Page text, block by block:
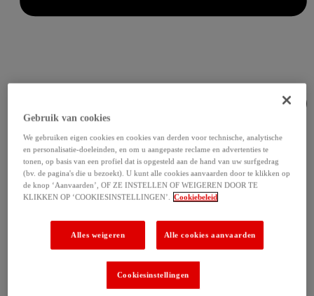
Gebruik van cookies
We gebruiken eigen cookies en cookies van derden voor technische, analytische
en personalisatie-doeleinden, en om u aangepaste reclame en advertenties te
tonen, op basis van een profiel dat is opgesteld aan de hand van uw surfgedrag
(bv. de pagina's die u bezoekt). U kunt alle cookies aanvaarden door te klikken op
de knop ‘Aanvaarden’, OF ZE INSTELLEN OF WEIGEREN DOOR TE
KLIKKEN OP ‘COOKIESINSTELLINGEN’. Cookiebeleid
Alles weigeren Alle cookies aanvaarden
Cookiesinstellingen